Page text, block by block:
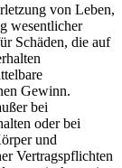
von Leben,
wesentlicher
Schäden, die auf
Gewinn.
bei
oder bei
und
Vertragspflichten